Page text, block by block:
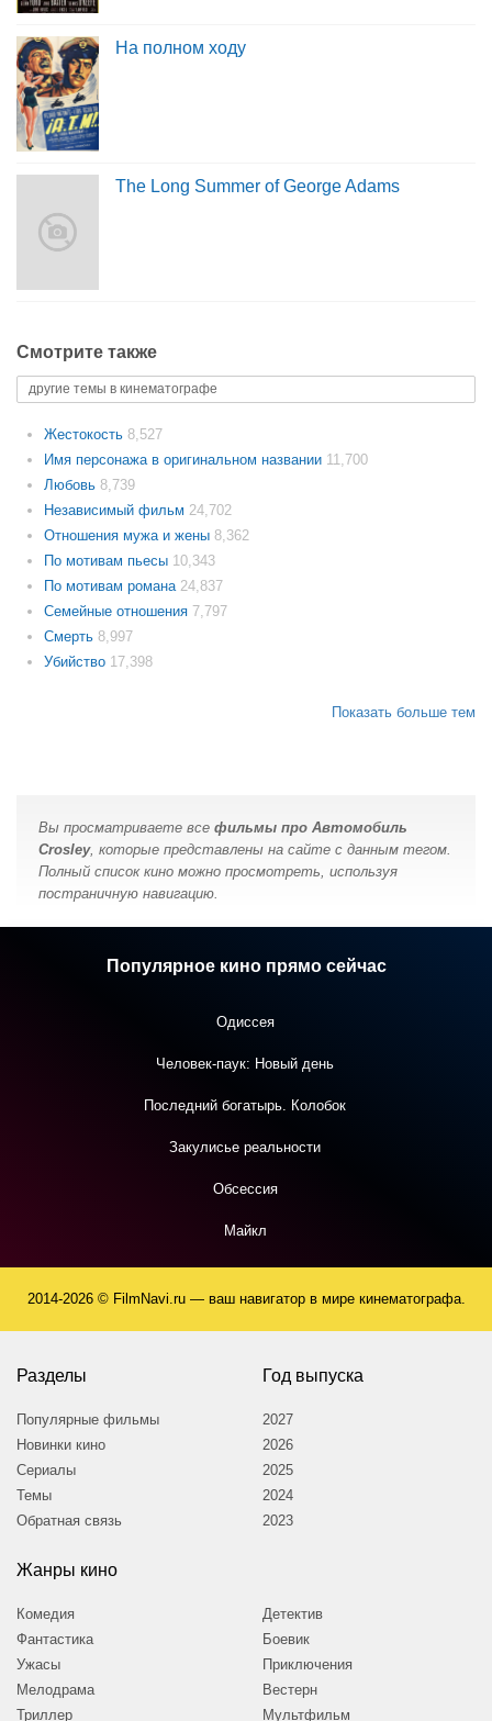
На полном ходу
The Long Summer of George Adams
Смотрите также
другие темы в кинематографе
Жестокость 8,527
Имя персонажа в оригинальном названии 11,700
Любовь 8,739
Независимый фильм 24,702
Отношения мужа и жены 8,362
По мотивам пьесы 10,343
По мотивам романа 24,837
Семейные отношения 7,797
Смерть 8,997
Убийство 17,398
Показать больше тем
Вы просматриваете все фильмы про Автомобиль
Crosley, которые представлены на сайте с данным тегом.
Полный список кино можно просмотреть, используя
постраничную навигацию.
Популярное кино прямо сейчас
Одиссея
Человек-паук: Новый день
Последний богатырь. Колобок
Закулисье реальности
Обсессия
Майкл
2014-2026 © FilmNavi.ru — ваш навигатор в мире кинематографа.
Разделы
Популярные фильмы
Новинки кино
Сериалы
Темы
Обратная связь
Год выпуска
2027
2026
2025
2024
2023
Жанры кино
Комедия
Фантастика
Ужасы
Мелодрама
Триллер
Детектив
Боевик
Приключения
Вестерн
Мультфильм